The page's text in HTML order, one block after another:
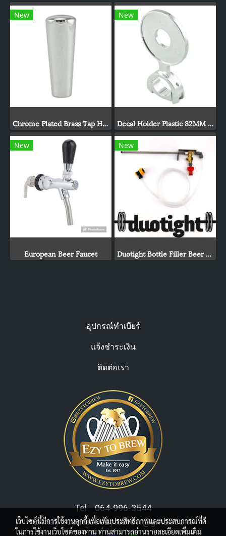
New
Chrome Plated Brass Tap Handle
New
Decal Holder Plastic 82MM Chrome
New
European Beer Faucet
New
Duotight Bottle Filler Beer Gun
อุปกรณ์ทำเบียร์
แจ้งชำระเงิน
ติดต่อเรา
Tel064-996-3544
E-mailcontact.ezytobrew@gmail.com
เว็บไซต์นี้มีการใช้งานคุกกี้ เพื่อเพิ่มประสิทธิภาพและประสบการณ์ที่ดี
ในการใช้งานเว็บไซต์ของท่าน ท่านสามารถอ่านรายละเอียดเพิ่มเติม